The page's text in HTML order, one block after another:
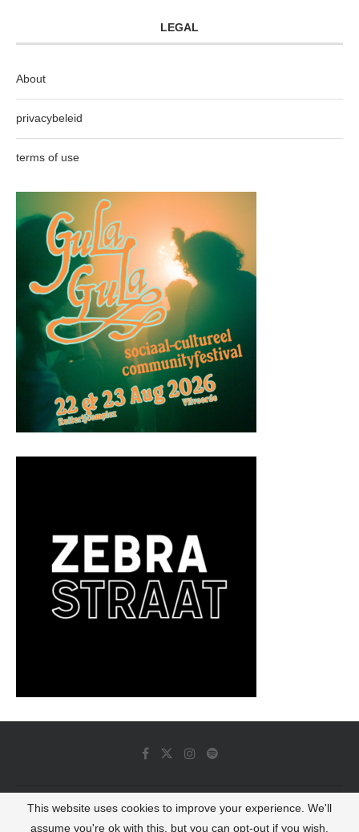
LEGAL
About
privacybeleid
terms of use
© 2022 - Luminous Dash All Rights Reserved
This website uses cookies to improve your experience. We'll
assume you're ok with this, but you can opt-out if you wish.